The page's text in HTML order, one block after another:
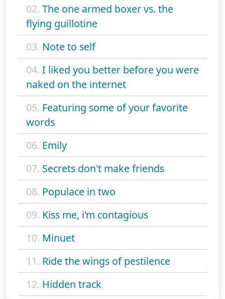
02. The one armed boxer vs. the
flying guillotine
03. Note to self
04. I liked you better before you were
naked on the internet
05. Featuring some of your favorite
words
06. Emily
07. Secrets don't make friends
08. Populace in two
09. Kiss me, i'm contagious
10. Minuet
11. Ride the wings of pestilence
12. Hidden track